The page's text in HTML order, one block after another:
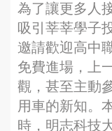
為了讓更多人
吸引莘莘學子
邀請歡迎高中
免費進場，上
觀，甚至主動
用車的新知。
時，明志科技